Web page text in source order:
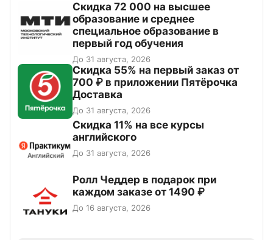
Скидка 72 000 на высшее
образование и среднее
специальное образование в
первый год обучения
До 31 августа, 2026
Скидка 55% на первый заказ от
700 ₽ в приложении Пятёрочка
Доставка
До 31 августа, 2026
Скидка 11% на все курсы
английского
До 31 августа, 2026
Ролл Чеддер в подарок при
каждом заказе от 1490 ₽
До 16 августа, 2026